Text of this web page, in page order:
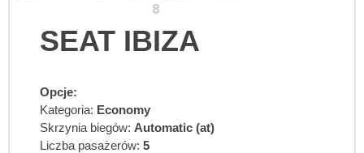
8
SEAT IBIZA
Opcje:
Kategoria: Economy
Skrzynia biegów: Automatic (at)
Liczba pasażerów: 5